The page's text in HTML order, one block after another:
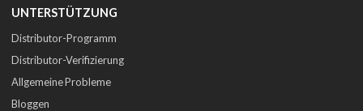
UNTERSTÜTZUNG
Distributor-Programm
Distributor-Verifizierung
Allgemeine Probleme
Bloggen